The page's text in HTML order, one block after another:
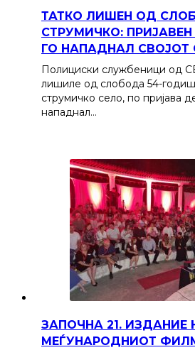
ТАТКО ЛИШЕН ОД
СТРУМИЧКО:
ГО НАПАДНАЛ СВОЈОТ
Полициски службеници од
лишиле од слобода 54-
струмичко село, по пријава
нападнал…
ЗАПОЧНА 21. ИЗДАНИЕ
МЕЃУНАРОДНИОТ